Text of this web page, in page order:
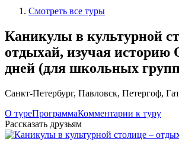
Смотреть все туры
Каникулы в культурной
отдыхай, изучая историю
дней (для школьных
Санкт-Петербург, Павловск, Петергоф,
О туреПрограммаКомментарии к туру
Рассказать друзьям